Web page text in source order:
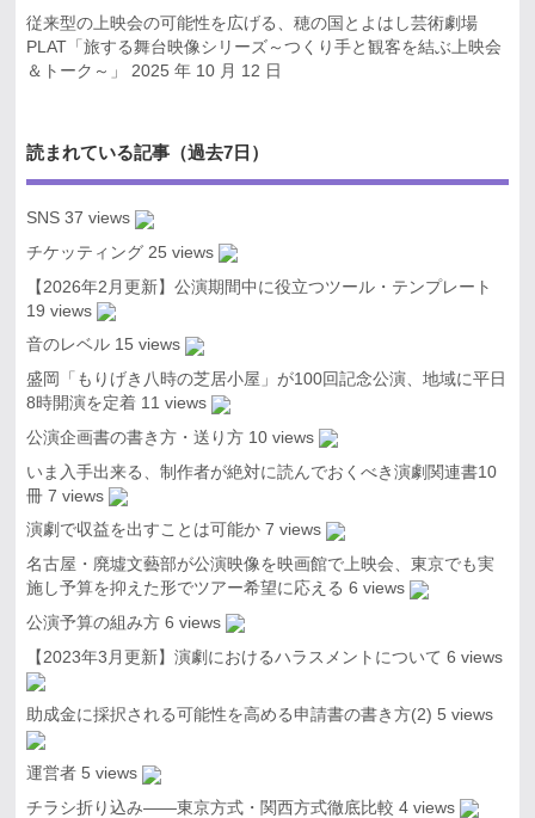
従来型の上映会の可能性を広げる、穂の国とよはし芸術劇場
PLAT「旅する舞台映像シリーズ～つくり手と観客を結ぶ上映会
＆トーク～」
2025 年 10 月 12 日
読まれている記事（過去7日）
SNS 37 views
チケッティング 25 views
【2026年2月更新】公演期間中に役立つツール・テンプレート
19 views
音のレベル 15 views
盛岡「もりげき八時の芝居小屋」が100回記念公演、地域に平日
8時開演を定着 11 views
公演企画書の書き方・送り方 10 views
いま入手出来る、制作者が絶対に読んでおくべき演劇関連書10
冊 7 views
演劇で収益を出すことは可能か 7 views
名古屋・廃墟文藝部が公演映像を映画館で上映会、東京でも実
施し予算を抑えた形でツアー希望に応える 6 views
公演予算の組み方 6 views
【2023年3月更新】演劇におけるハラスメントについて 6 views
助成金に採択される可能性を高める申請書の書き方(2) 5 views
運営者 5 views
チラシ折り込み――東京方式・関西方式徹底比較 4 views